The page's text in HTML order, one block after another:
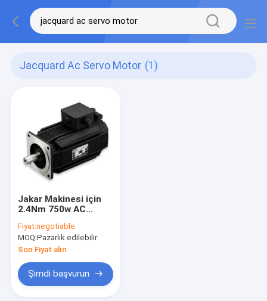
Jacquard Ac Servo Motor (1)
Jakar Makinesi için
2.4Nm 750w AC
Fiyat:negotiable
MOQ:Pazarlık edilebilir
Son Fiyat alın
Şimdi başvurun